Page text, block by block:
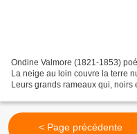
Ondine Valmore (1821-1853)
La neige au loin couvre la terre
Leurs grands rameaux qui,
< Page précédente